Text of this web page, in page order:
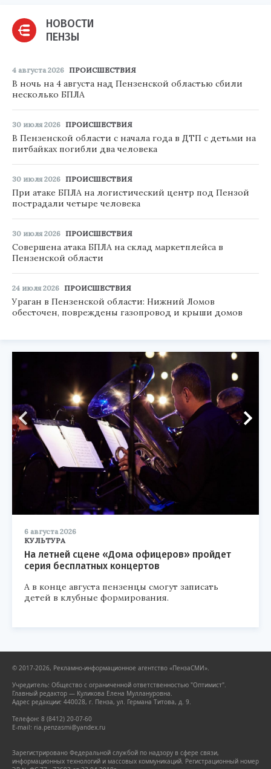
НОВОСТИ
ПЕНЗЫ
4 августа 2026 ПРОИСШЕСТВИЯ
В ночь на 4 августа над Пензенской областью сбили
несколько БПЛА
30 июля 2026 ПРОИСШЕСТВИЯ
В Пензенской области с начала года в ДТП с детьми на
питбайках погибли два человека
30 июля 2026 ПРОИСШЕСТВИЯ
При атаке БПЛА на логистический центр под Пензой
пострадали четыре человека
30 июля 2026 ПРОИСШЕСТВИЯ
Совершена атака БПЛА на склад маркетплейса в
Пензенской области
24 июля 2026 ПРОИСШЕСТВИЯ
Ураган в Пензенской области: Нижний Ломов
обесточен, повреждены газопровод и крыши домов
6 августа 2026
КУЛЬТУРА
На летней сцене «Дома офицеров» пройдет
серия бесплатных концертов
А в конце августа пензенцы смогут записать
детей в клубные формирования.
© 2017-2026, Рекламно-информационное агентство «ПензаСМИ».
Учредитель: Общество с ограниченной ответственностью "Оптимист".
Главный редактор — Куликова Елена Муллануровна.
Адрес редакции: 440028, г. Пенза, ул. Германа Титова, д. 9.
Телефон: 8 (8412) 20-07-60
E-mail: ria.penzasmi@yandex.ru
Зарегистрировано Федеральной службой по надзору в сфере связи,
информационных технологий и массовых коммуникаций. Регистрационный номер